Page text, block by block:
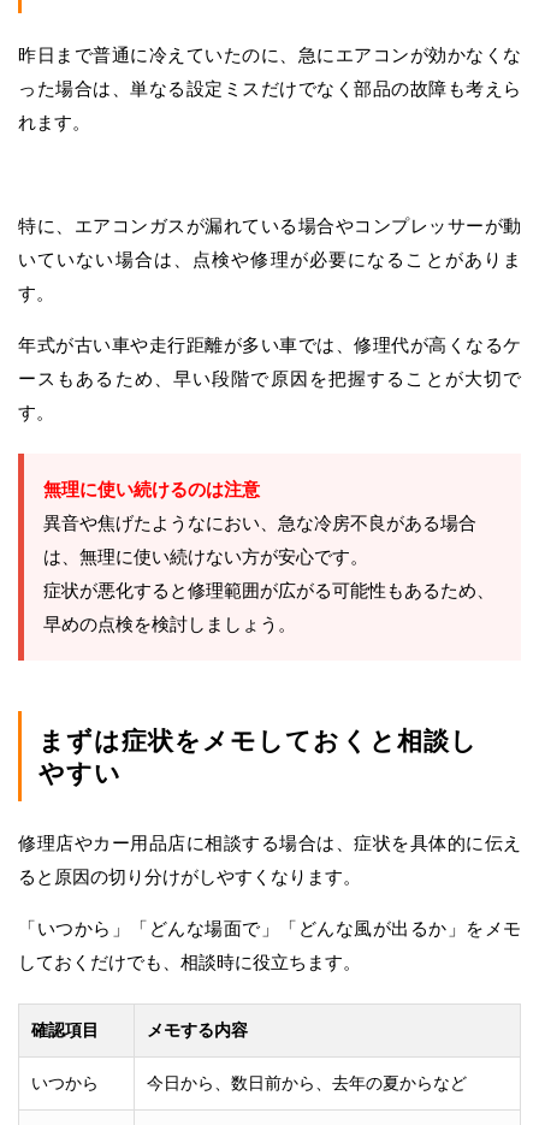
昨日まで普通に冷えていたのに、急にエアコンが効かなくな
った場合は、単なる設定ミスだけでなく部品の故障も考えら
れます。
特に、エアコンガスが漏れている場合やコンプレッサーが動
いていない場合は、点検や修理が必要になることがありま
す。
年式が古い車や走行距離が多い車では、修理代が高くなるケ
ースもあるため、早い段階で原因を把握することが大切で
す。
無理に使い続けるのは注意
異音や焦げたようなにおい、急な冷房不良がある場合
は、無理に使い続けない方が安心です。
症状が悪化すると修理範囲が広がる可能性もあるため、
早めの点検を検討しましょう。
まずは症状をメモしておくと相談し
やすい
修理店やカー用品店に相談する場合は、症状を具体的に伝え
ると原因の切り分けがしやすくなります。
「いつから」「どんな場面で」「どんな風が出るか」をメモ
しておくだけでも、相談時に役立ちます。
確認項目 メモする内容
いつから 今日から、数日前から、去年の夏からなど